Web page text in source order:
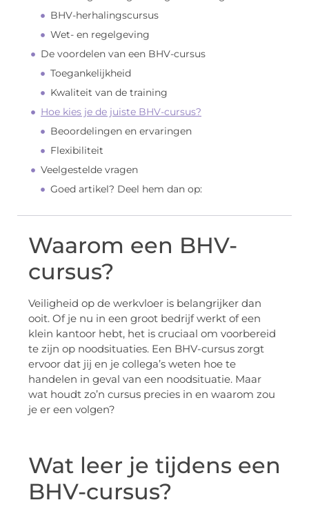
BHV-herhalingscursus
Wet- en regelgeving
De voordelen van een BHV-cursus
Toegankelijkheid
Kwaliteit van de training
Hoe kies je de juiste BHV-cursus?
Beoordelingen en ervaringen
Flexibiliteit
Veelgestelde vragen
Goed artikel? Deel hem dan op:
Waarom een BHV-
cursus?
Veiligheid op de werkvloer is belangrijker dan
ooit. Of je nu in een groot bedrijf werkt of een
klein kantoor hebt, het is cruciaal om voorbereid
te zijn op noodsituaties. Een BHV-cursus zorgt
ervoor dat jij en je collega’s weten hoe te
handelen in geval van een noodsituatie. Maar
wat houdt zo’n cursus precies in en waarom zou
je er een volgen?
Wat leer je tijdens een
BHV-cursus?